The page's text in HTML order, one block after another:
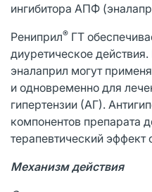
ингибитора АПФ
Рениприл® ГТ
диуретическое
эналаприл могут
и одновременно для
гипертензии (АГ).
компонентов препарата
терапевтический эффект
Механизм действия